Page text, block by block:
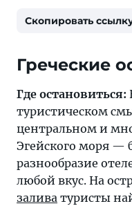
Скопировать
Греческие
Где остановиться:
туристическом
центральном и
Эгейского моря —
разнообразие
любой вкус. На
залива туристы